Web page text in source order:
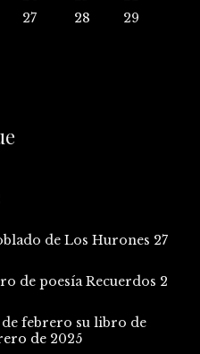
27 28
29
de Los Hurones 27
de poesía Recuerdos 2
febrero su libro de
de 2025